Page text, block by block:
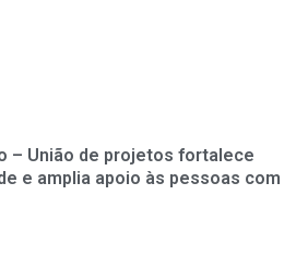
– União de projetos fortalece
e amplia apoio às pessoas com